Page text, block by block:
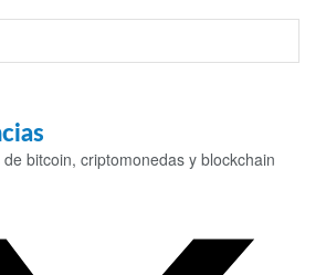
bitcoin, criptomonedas y blockchain